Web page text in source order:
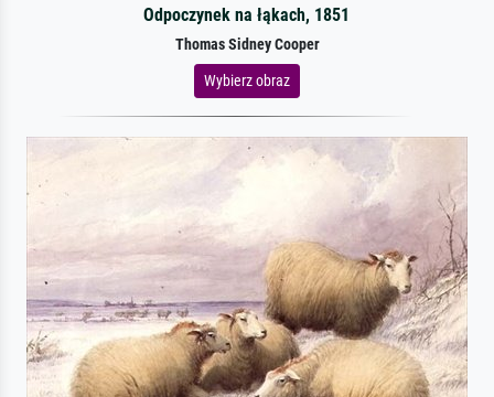
Odpoczynek na łąkach, 1851
Thomas Sidney Cooper
Wybierz obraz